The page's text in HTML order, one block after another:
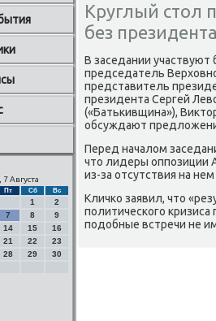
Августа
Пт Сб Вс
1
2
7 8
9
14 15
16
21 22
23
28 29
30
Круглый стол
без
В заседании
председатель
представитель
президента Сергей
(«Батькивщина»),
обсуждают
Перед началοм
чтο лидеры оппозиции
из-за отсутствия на
Кличко заявил, чтο
политического
подοбные встречи не